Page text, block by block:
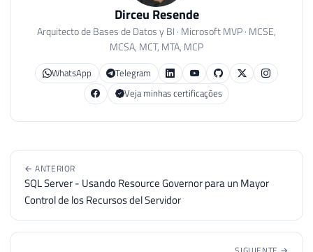
Dirceu Resende
Arquitecto de Bases de Datos y BI · Microsoft MVP · MCSE,
MCSA, MCT, MTA, MCP
WhatsApp
Telegram
Veja minhas certificações
← ANTERIOR
SQL Server - Usando Resource Governor para un Mayor
Control de los Recursos del Servidor